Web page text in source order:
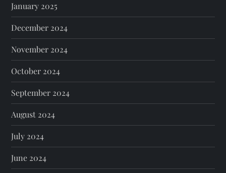
January 2025
December 2024
November 2024
October 2024
September 2024
August 2024
July 2024
June 2024